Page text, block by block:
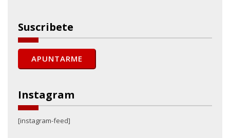
Suscribete
Instagram
[instagram-feed]